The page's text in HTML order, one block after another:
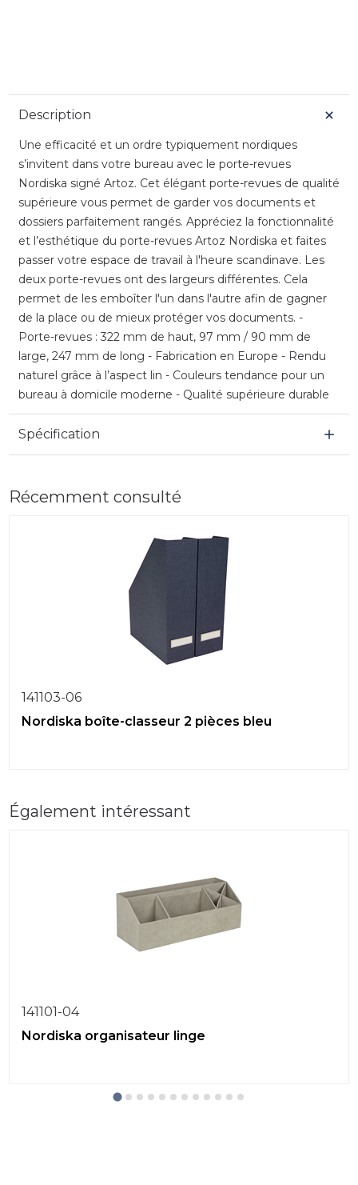
Description
Une efficacité et un ordre typiquement nordiques
s’invitent dans votre bureau avec le porte-revues
Nordiska signé Artoz. Cet élégant porte-revues de qualité
supérieure vous permet de garder vos documents et
dossiers parfaitement rangés. Appréciez la fonctionnalité
et l’esthétique du porte-revues Artoz Nordiska et faites
passer votre espace de travail à l'heure scandinave. Les
deux porte-revues ont des largeurs différentes. Cela
permet de les emboîter l'un dans l'autre afin de gagner
de la place ou de mieux protéger vos documents. -
Porte-revues : 322 mm de haut, 97 mm / 90 mm de
large, 247 mm de long - Fabrication en Europe - Rendu
naturel grâce à l’aspect lin - Couleurs tendance pour un
bureau à domicile moderne - Qualité supérieure durable
Spécification
Récemment consulté
141103-06
Nordiska boîte-classeur 2 pièces bleu
Également intéressant
141101-04
Nordiska organisateur linge